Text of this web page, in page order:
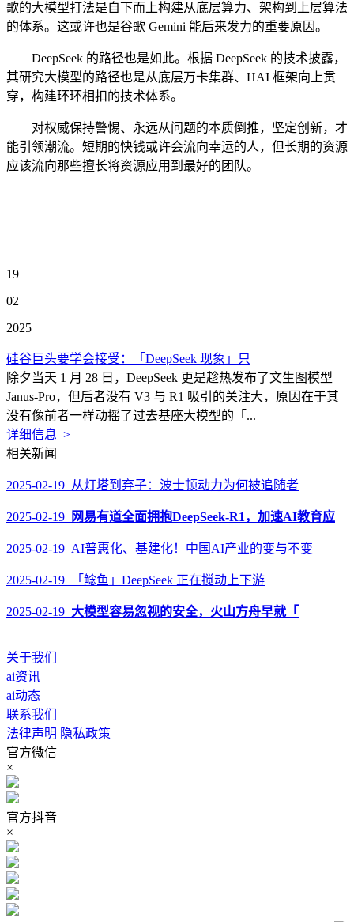
歌的大模型打法是自下而上构建从底层算力、架构到上层算法
的体系。这或许也是谷歌 Gemini 能后来发力的重要原因。
DeepSeek 的路径也是如此。根据 DeepSeek 的技术披露，
其研究大模型的路径也是从底层万卡集群、HAI 框架向上贯
穿，构建环环相扣的技术体系。
对权威保持警惕、永远从问题的本质倒推，坚定创新，才
能引领潮流。短期的快钱或许会流向幸运的人，但长期的资源
应该流向那些擅长将资源应用到最好的团队。
19
02
2025
硅谷巨头要学会接受：「DeepSeek 现象」只
除夕当天 1 月 28 日，DeepSeek 更是趁热发布了文生图模型
Janus-Pro，但后者没有 V3 与 R1 吸引的关注大，原因在于其
没有像前者一样动摇了过去基座大模型的「...
详细信息 >
相关新闻
2025-02-19 从灯塔到弃子：波士顿动力为何被追随者
2025-02-19 网易有道全面拥抱DeepSeek-R1，加速AI教育应
2025-02-19 AI普惠化、基建化！中国AI产业的变与不变
2025-02-19 「鲶鱼」DeepSeek 正在搅动上下游
2025-02-19 大模型容易忽视的安全，火山方舟早就「
关于我们
ai资讯
ai动态
联系我们
法律声明 隐私政策
官方微信
×
官方抖音
×